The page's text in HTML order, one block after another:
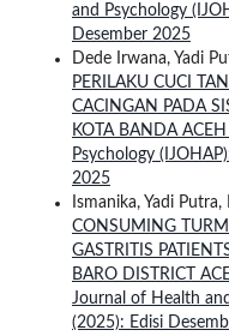
and Psychology
Desember 2025
Dede Irwana, Yadi
PERILAKU CUCI
CACINGAN PADA
KOTA BANDA ACEH
Psychology
2025
Ismanika, Yadi
CONSUMING
GASTRITIS
BARO DISTRICT
Journal of Health
(2025): Edisi